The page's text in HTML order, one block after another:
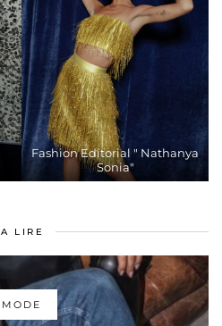
Fashion Editorial " Nathanya
Sonia"
A LIRE
MODE